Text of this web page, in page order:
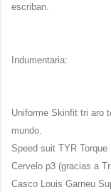
escriban.
Indumentaria:
Uniforme Skinfit tri aro
mundo.
Speed suit TYR
Cervelo p3 (gracias a
Casco Louis Garneu